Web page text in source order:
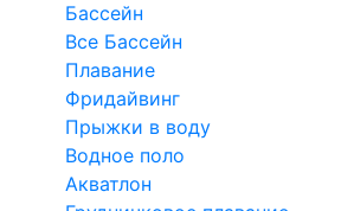
Бассейн
Все Бассейн
Плавание
Фридайвинг
Прыжки в воду
Водное поло
Акватлон